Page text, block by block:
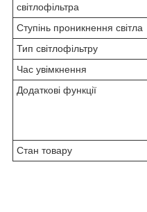
світлофільтра
Ступінь проникнення світла
Тип світлофільтру
Час увімкнення
Додаткові функції
Стан товару